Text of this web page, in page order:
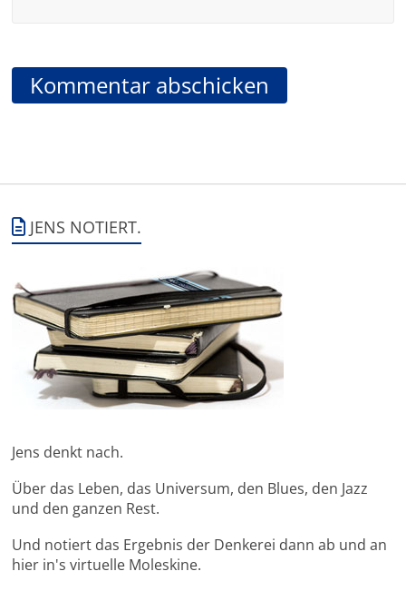
JENS NOTIERT.
Jens denkt nach.
Über das Leben, das Universum, den Blues, den Jazz
und den ganzen Rest.
Und notiert das Ergebnis der Denkerei dann ab und an
hier in's virtuelle Moleskine.